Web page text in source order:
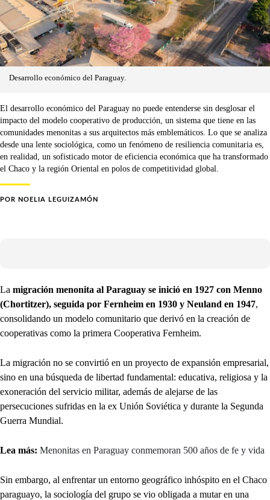
Desarrollo económico del Paraguay.
El desarrollo económico del Paraguay no puede entenderse sin desglosar el
impacto del modelo cooperativo de producción, un sistema que tiene en las
comunidades menonitas a sus arquitectos más emblemáticos. Lo que se analiza
desde una lente sociológica, como un fenómeno de resiliencia comunitaria es,
en realidad, un sofisticado motor de eficiencia económica que ha transformado
el Chaco y la región Oriental en polos de competitividad global.
POR NOELIA LEGUIZAMÓN
La migración menonita al Paraguay se inició en 1927 con Menno
(Chortitzer), seguida por Fernheim en 1930 y Neuland en 1947,
consolidando un modelo comunitario que derivó en la creación de
cooperativas como la primera Cooperativa Fernheim.
La migración no se convirtió en un proyecto de expansión empresarial,
sino en una búsqueda de libertad fundamental: educativa, religiosa y la
exoneración del servicio militar, además de alejarse de las
persecuciones sufridas en la ex Unión Soviética y durante la Segunda
Guerra Mundial.
Lea más: Menonitas en Paraguay conmemoran 500 años de fe y vida
Sin embargo, al enfrentar un entorno geográfico inhóspito en el Chaco
paraguayo, la sociología del grupo se vio obligada a mutar en una